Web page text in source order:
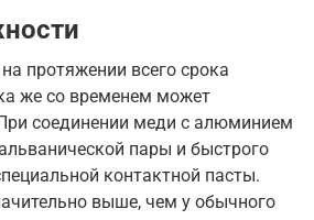
протяжении всего срока
же со временем может
соединении меди с алюминием
пары и быстрого
контактной пасты.
выше, чем у обычного